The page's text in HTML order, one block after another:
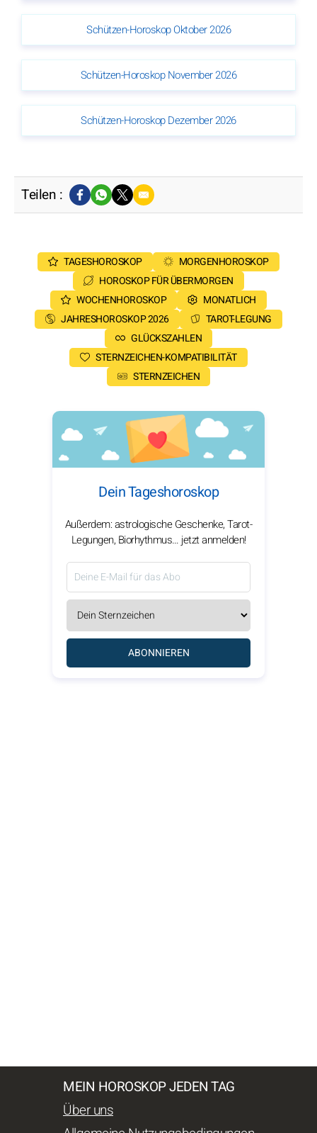
Schützen-Horoskop Oktober 2026
Schützen-Horoskop November 2026
Schützen-Horoskop Dezember 2026
Teilen :
TAGESHOROSKOP
MORGENHOROSKOP
HOROSKOP FÜR ÜBERMORGEN
WOCHENHOROSKOP
MONATLICH
JAHRESHOROSKOP 2026
TAROT-LEGUNG
GLÜCKSZAHLEN
STERNZEICHEN-KOMPATIBILITÄT
STERNZEICHEN
Dein Tageshoroskop
Außerdem: astrologische Geschenke, Tarot-
Legungen, Biorhythmus… jetzt anmelden!
ABONNIEREN
MEIN HOROSKOP JEDEN TAG
Über uns